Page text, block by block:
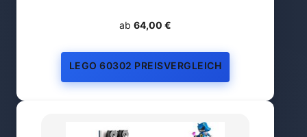
ab 64,00 €
LEGO 60302 PREISVERGLEICH